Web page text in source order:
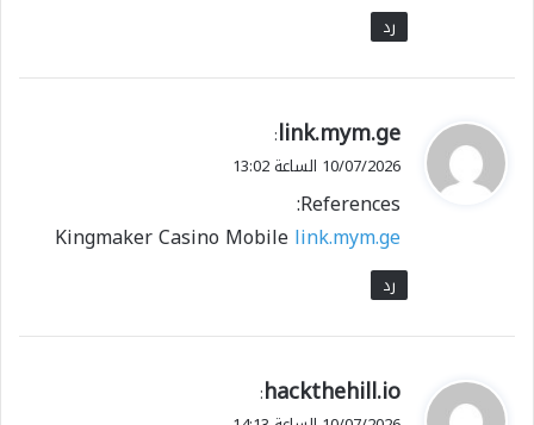
رد
ي
ق
ل
link.mym.ge
:
10/07/2026 الساعة 13:02
References:
Kingmaker Casino Mobilelink.mym.ge
رد
ي
ق
hackthehill.io
: